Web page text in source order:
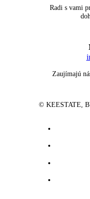
Radi s vami
Zaujímajú
© KEESTATE ,